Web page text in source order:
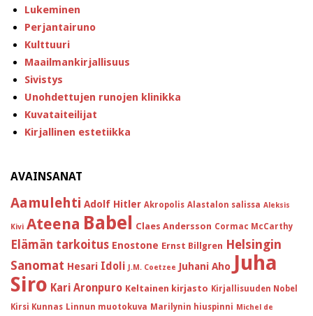
Lukeminen
Perjantairuno
Kulttuuri
Maailmankirjallisuus
Sivistys
Unohdettujen runojen klinikka
Kuvataiteilijat
Kirjallinen estetiikka
AVAINSANAT
Aamulehti Adolf Hitler Akropolis Alastalon salissa Aleksis
Kivi Ateena Babel Claes Andersson Cormac McCarthy
Elämän tarkoitus Enostone Ernst Billgren Helsingin
Sanomat Hesari Idoli J.M. Coetzee Juhani Aho Juha
Siro Kari Aronpuro Keltainen kirjasto Kirjallisuuden Nobel
Kirsi Kunnas Linnun muotokuva Marilynin hiuspinni Michel de